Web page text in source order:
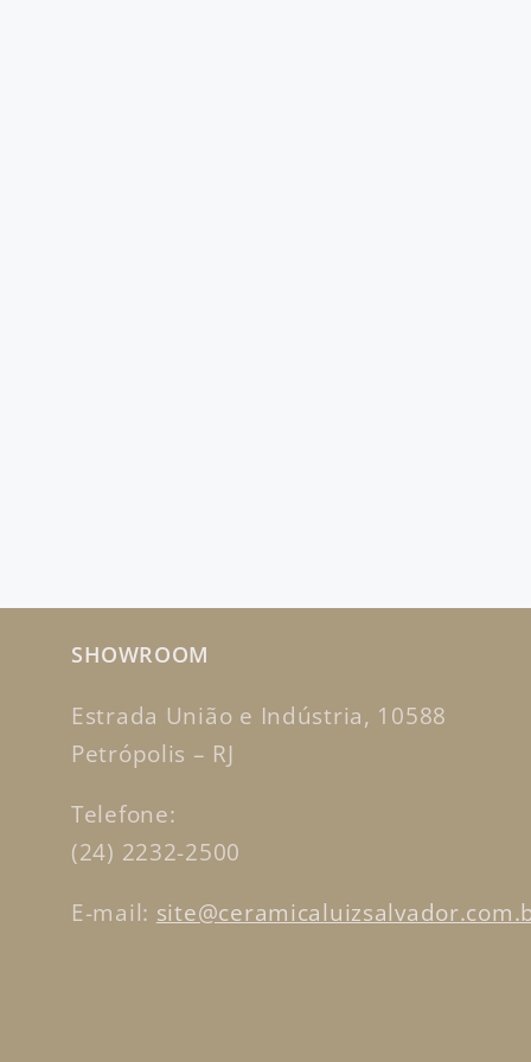
SHOWROOM
Estrada União e Indústria, 10588
Petrópolis – RJ
Telefone:
(24) 2232-2500
E-mail: